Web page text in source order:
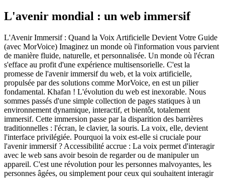
L'avenir mondial : un web immersif
L'Avenir Immersif : Quand la Voix Artificielle Devient Votre Guide
(avec MorVoice) Imaginez un monde où l'information vous parvient
de manière fluide, naturelle, et personnalisée. Un monde où l'écran
s'efface au profit d'une expérience multisensorielle. C'est la
promesse de l'avenir immersif du web, et la voix artificielle,
propulsée par des solutions comme MorVoice, en est un pilier
fondamental. Khafan ! L'évolution du web est inexorable. Nous
sommes passés d'une simple collection de pages statiques à un
environnement dynamique, interactif, et bientôt, totalement
immersif. Cette immersion passe par la disparition des barrières
traditionnelles : l'écran, le clavier, la souris. La voix, elle, devient
l'interface privilégiée. Pourquoi la voix est-elle si cruciale pour
l'avenir immersif ? Accessibilité accrue : La voix permet d'interagir
avec le web sans avoir besoin de regarder ou de manipuler un
appareil. C'est une révolution pour les personnes malvoyantes, les
personnes âgées, ou simplement pour ceux qui souhaitent interagir